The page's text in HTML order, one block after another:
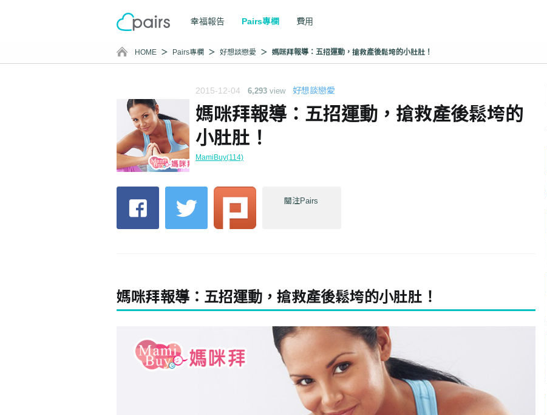
幸福報告 Pairs專欄 費用
HOME Pairs專欄 好想談戀愛 媽咪拜報導：五招運動，搶救產後鬆垮的小肚肚！
2015-12-04 6,293 view 好想談戀愛
媽咪拜報導：五招運動，搶救產後鬆垮的
小肚肚！
MamiBuy(114)
關注Pairs
媽咪拜報導：五招運動，搶救產後鬆垮的小肚肚！